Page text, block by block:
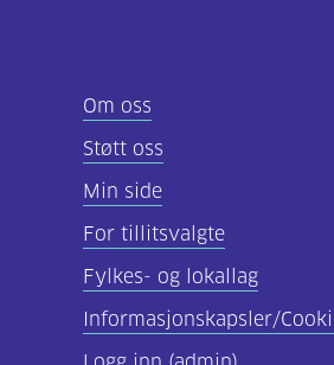
Om oss
Støtt oss
Min side
For tillitsvalgte
Fylkes- og lokallag
Informasjonskapsler/